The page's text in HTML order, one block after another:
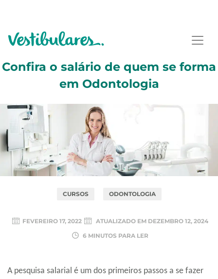
Confira o salário de quem se forma
em Odontologia
CURSOS ODONTOLOGIA
FEVEREIRO 17, 2022 ATUALIZADO EM DEZEMBRO 12, 2024
6 MINUTOS PARA LER
A pesquisa salarial é um dos primeiros passos a se fazer